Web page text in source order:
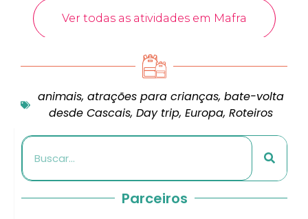
animais, atrações para crianças, bate-volta
desde Cascais, Day trip, Europa, Roteiros
Parceiros